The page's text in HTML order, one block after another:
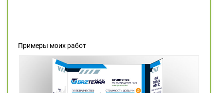
Примеры моих работ